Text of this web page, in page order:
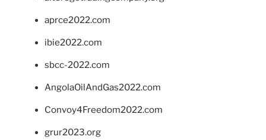
aprce2022.com
ibie2022.com
sbcc-2022.com
AngolaOilAndGas2022.com
Convoy4Freedom2022.com
grur2023.org